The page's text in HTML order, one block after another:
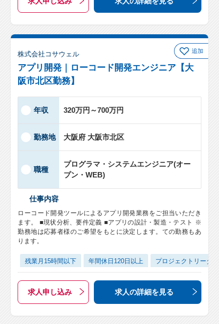
追加
株式会社コサウェル
アプリ開発｜ローコード開発エンジニア【大
阪市北区勤務】
年収 320万円～700万円
勤務地 大阪府 大阪市北区
職種
プログラマ・システムエンジニア(オー
プン・WEB)
仕事内容
ローコード開発ツールによるアプリ開発業務をご担当いただき
ます。 ■現状分析、要件定義 ■アプリの設計・製造・テスト ※
勤務地は応募者様のご希望をもとに決定します。ての勤務もあ
ります。
残業月15時間以下 年間休日120日以上 プロジェクトリーダー
求人申し込み 求人の詳細を見る